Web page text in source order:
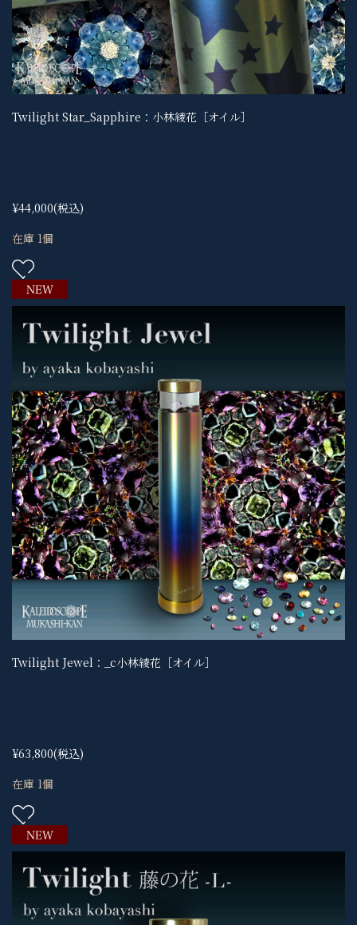
Twilight Star_Sapphire：小林綾花［オイル］
¥44,000(税込)
在庫 1個
Twilight Jewel：_c小林綾花［オイル］
¥63,800(税込)
在庫 1個